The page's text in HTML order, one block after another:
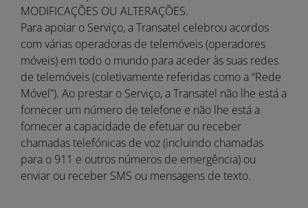
MODIFICAÇÕES OU ALTERAÇÕES.
Para apoiar o Serviço, a Transatel celebrou acordos
com várias operadoras de telemóveis (operadores
móveis) em todo o mundo para aceder às suas redes
de telemóveis (coletivamente referidas como a “Rede
Móvel”). Ao prestar o Serviço, a Transatel não lhe está a
fornecer um número de telefone e não lhe está a
fornecer a capacidade de efetuar ou receber
chamadas telefónicas de voz (incluindo chamadas
para o 911 e outros números de emergência) ou
enviar ou receber SMS ou mensagens de texto.